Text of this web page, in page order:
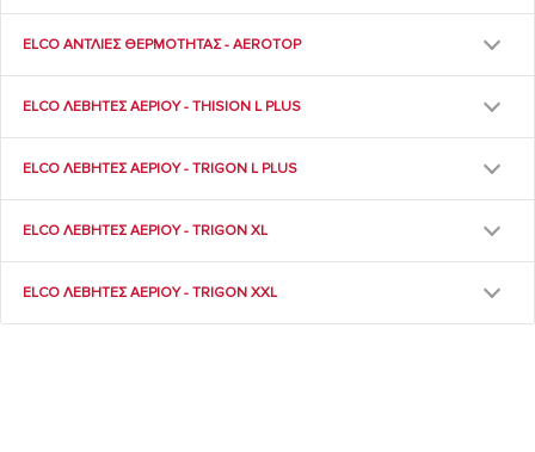
ELCO ΑΝΤΛΙΕΣ ΘΕΡΜΟΤΗΤΑΣ - AEROTOP
ELCO ΛΕΒΗΤΕΣ ΑΕΡΙΟΥ - THISION L PLUS
ELCO ΛΕΒΗΤΕΣ ΑΕΡΙΟΥ - TRIGON L PLUS
ELCO ΛΕΒΗΤΕΣ ΑΕΡΙΟΥ - TRIGON XL
ELCO ΛΕΒΗΤΕΣ ΑΕΡΙΟΥ - TRIGON XXL